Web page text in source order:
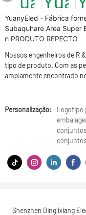
YuanyEled - Fábrica
Subaquhare Area Super
n PRODUTO REPECTO
Nossos engenheiros de R
tipo de produto. Com as
amplamente encontrado
Personalização:
Logotipo
Shenzhen Dinglixiang